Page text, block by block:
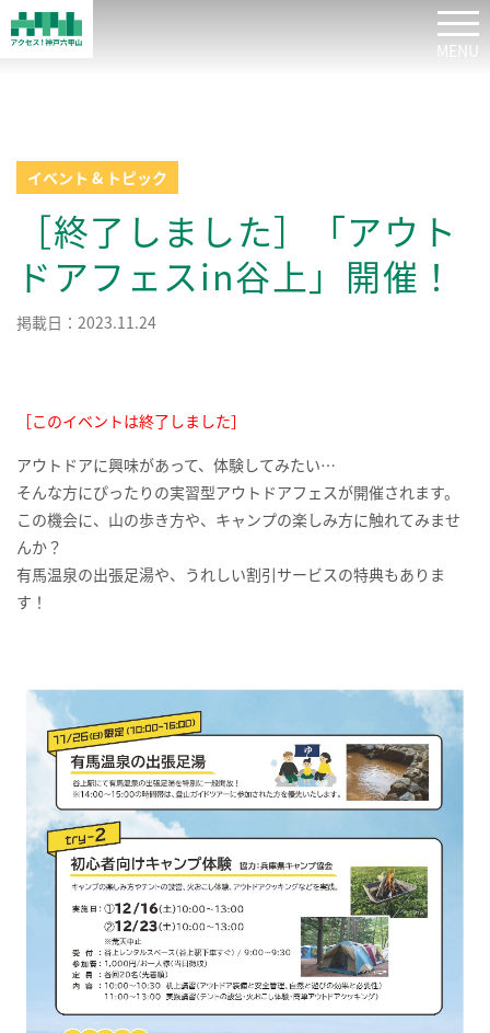
イベント & トピック
［終了しました］「アウト
ドアフェスin谷上」開催！
掲載日：2023.11.24
［このイベントは終了しました］
アウトドアに興味があって、体験してみたい…
そんな方にぴったりの実習型アウトドアフェスが開催されます。
この機会に、山の歩き方や、キャンプの楽しみ方に触れてみませ
んか？
有馬温泉の出張足湯や、うれしい割引サービスの特典もありま
す！